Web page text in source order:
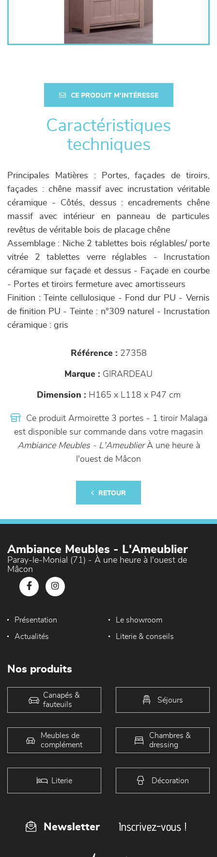
CE PRODUIT M'INTÉRESSE
Caractéristiques
techniques
Principales Matières : Portes, façades de tiroirs,
façades : chêne massif avec incrustation véritable
céramique - Côtés, dessus : encadrements chêne
massif avec intérieur en panneau de particules
revêtus de véritable bois de placage chêne
Assemblage : Niche 2 tablettes bois réglables/ porte
vitrée 2 tablettes verre réglables - Incrustation
céramique sur façade et dessus - Façade en courbe
- Portes et tiroirs fermeture avec amortisseurs
Finition : Teinte cellulosique - Fond dur PU - Vernis
de finition PU - Teinte : n°309 naturel - Incrustation
céramique : gris
Référence : 27358
Marque : GIRARDEAU
Dimension : H165 x L118 x P47 cm
Ce produit Armoirette 3 portes - 1 tiroir Malaga
est disponible sur commande dans votre magasin
Ambiance Meubles - L'AmeublierÀ une heure à
l'ouest de Mâcon
RETOUR
Ambiance Meubles - L'Ameublier
Paray-le-Monial (71) - À une heure à l'ouest de
Mâcon
Présentation Le showroom
Actualités Literie & conseils
Nos produits
Canapés &
fauteuils
Séjours
Meubles de
complément
Chambres &
dressing
Literie Décoration
Newsletter Inscrivez-vous !